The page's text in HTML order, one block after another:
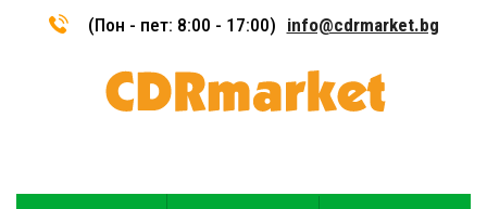
(Пон - пет: 8:00 - 17:00) info@cdrmarket.bg